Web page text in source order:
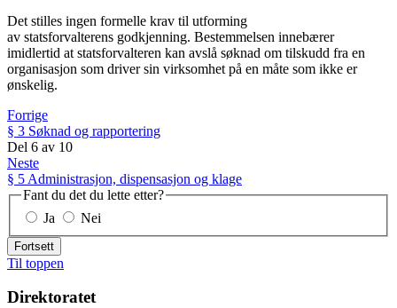
Det stilles ingen formelle krav til utforming
av statsforvalterens godkjenning. Bestemmelsen innebærer
imidlertid at statsforvalteren kan avslå søknad om tilskudd fra en
organisasjon som driver sin virksomhet på en måte som ikke er
ønskelig.
Forrige
§ 3 Søknad og rapportering
Del 6 av 10
Neste
§ 5 Administrasjon, dispensasjon og klage
Fant du det du lette etter?
Ja
Nei
Fortsett
Til toppen
Direktoratet